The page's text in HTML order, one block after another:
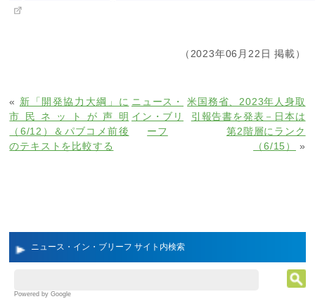
ニュース・イン・ブリーフ サイト内検索
Powered by Google
（2023年06月22日 掲載）
« 新「開発協力大綱」に
市民ネットが声明
（6/12）＆パブコメ前後
のテキストを比較する
米国務省、2023年人身取
引報告書を発表－日本は
第2階層にランク
（6/15）
»
ニュース・
イン・ブリ
ーフ